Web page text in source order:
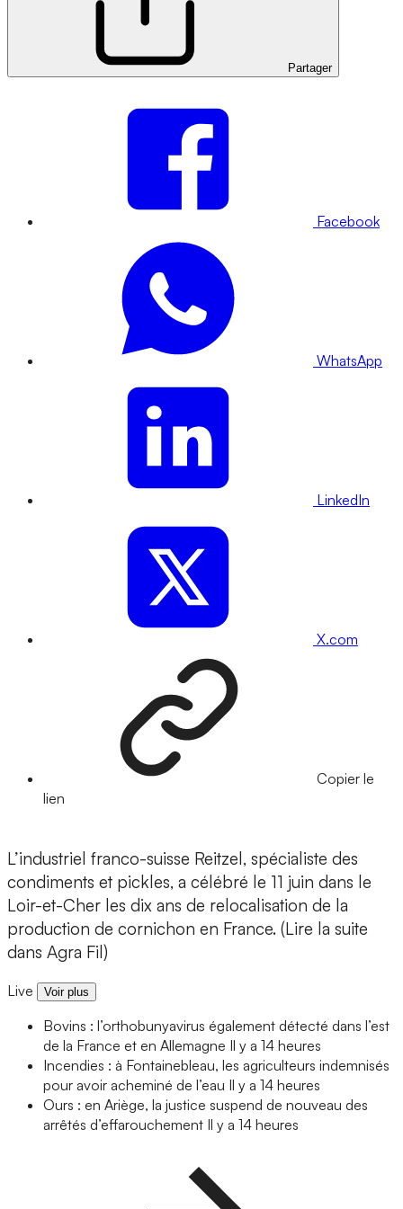
Partager
Facebook
WhatsApp
LinkedIn
X.com
Copier le
lien
L’industriel franco-suisse Reitzel, spécialiste des
condiments et pickles, a célébré le 11 juin dans le
Loir-et-Cher les dix ans de relocalisation de la
production de cornichon en France. (Lire la suite
dans Agra Fil)
Live Voir plus
Bovins : l’orthobunyavirus également détecté dans l’est
de la France et en Allemagne Il y a 14 heures
Incendies : à Fontainebleau, les agriculteurs indemnisés
pour avoir acheminé de l’eau Il y a 14 heures
Ours : en Ariège, la justice suspend de nouveau des
arrêtés d’effarouchement Il y a 14 heures